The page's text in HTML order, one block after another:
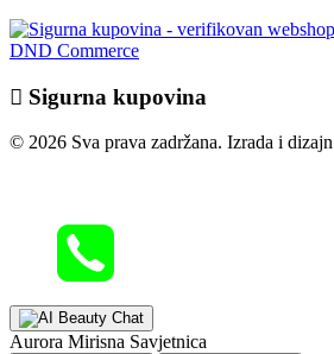
Sigurna kupovina
© 2026 Sva prava zadržana. Izrada i dizajn
Aurora Mirisna Savjetnica